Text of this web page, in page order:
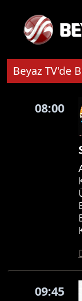
Beyaz TV'de
08:00
09:45